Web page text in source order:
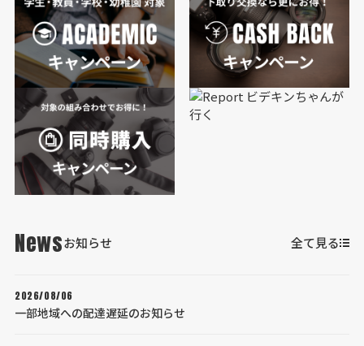
Newsお知らせ 全て見る
2026/08/06
一部地域への配達遅延のお知らせ